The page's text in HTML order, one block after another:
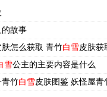
故事
肤怎么获取 青竹白雪皮肤获
雪公主的主要内容是什么
青竹白雪皮肤图鉴 妖怪屋青